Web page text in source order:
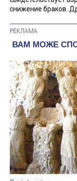
снижение браков.